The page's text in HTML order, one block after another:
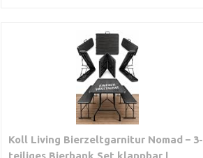
Koll Living Bierzeltgarnitur Nomad – 3-
teiliges Bierbank Set klappbar |